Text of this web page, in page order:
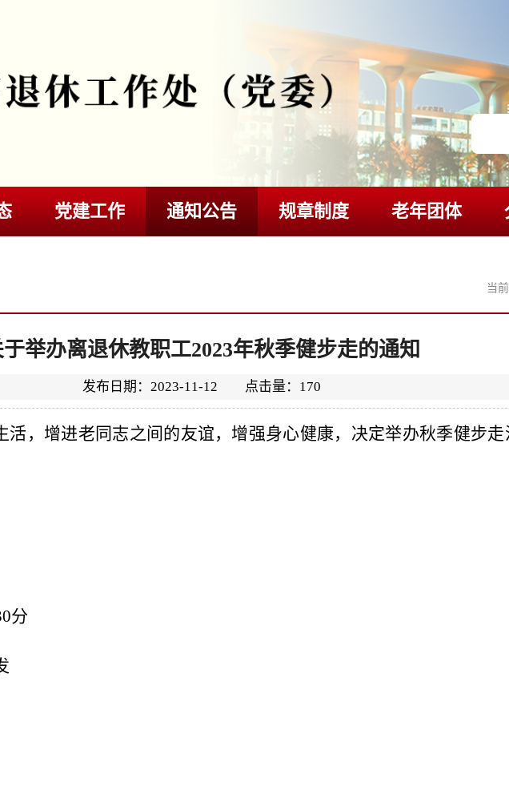
党建工作 通知公告 规章制度 老年团体
当
于举办离退休教职工2023年秋季健步走的通知
发布日期：2023-11-12 点击量： 170
活，增进老同志之间的友谊，增强身心健康，决定举办秋季健步
分